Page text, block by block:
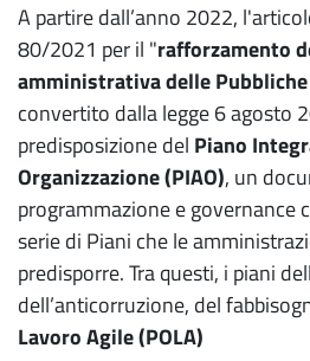
A partire dall’anno 2022,
80/2021 per il "rafforzamento
amministrativa delle
convertito dalla legge 6 agosto
predisposizione del Piano
Organizzazione (PIAO), un
programmazione e governance
serie di Piani che le
predisporre. Tra questi, i piani
dell’anticorruzione, del
Lavoro Agile (POLA)